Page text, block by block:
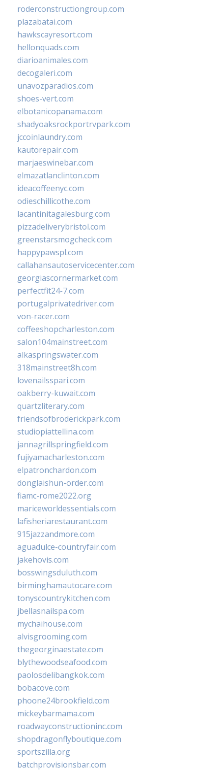
roderconstructiongroup.com
plazabatai.com
hawkscayresort.com
hellonquads.com
diarioanimales.com
decogaleri.com
unavozparadios.com
shoes-vert.com
elbotanicopanama.com
shadyoaksrockportrvpark.com
jccoinlaundry.com
kautorepair.com
marjaeswinebar.com
elmazatlanclinton.com
ideacoffeenyc.com
odieschillicothe.com
lacantinitagalesburg.com
pizzadeliverybristol.com
greenstarsmogcheck.com
happypawspl.com
callahansautoservicecenter.com
georgiascornermarket.com
perfectfit24-7.com
portugalprivatedriver.com
von-racer.com
coffeeshopcharleston.com
salon104mainstreet.com
alkaspringswater.com
318mainstreet8h.com
lovenailsspari.com
oakberry-kuwait.com
quartzliterary.com
friendsofbroderickpark.com
studiopiattellina.com
jannagrillspringfield.com
fujiyamacharleston.com
elpatronchardon.com
donglaishun-order.com
fiamc-rome2022.org
mariceworldessentials.com
lafisheriarestaurant.com
915jazzandmore.com
aguadulce-countryfair.com
jakehovis.com
bosswingsduluth.com
birminghamautocare.com
tonyscountrykitchen.com
jbellasnailspa.com
mychaihouse.com
alvisgrooming.com
thegeorginaestate.com
blythewoodseafood.com
paolosdelibangkok.com
bobacove.com
phoone24brookfield.com
mickeybarmama.com
roadwayconstructioninc.com
shopdragonflyboutique.com
sportszilla.org
batchprovisionsbar.com